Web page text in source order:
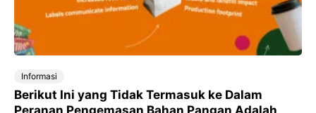
Informasi
Berikut Ini yang Tidak Termasuk ke Dalam
Peranan Pengemasan Bahan Pangan Adalah